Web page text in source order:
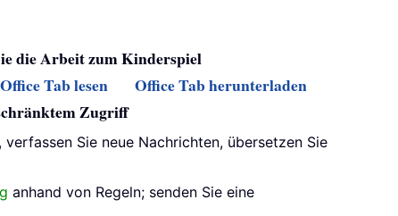
die Arbeit zum Kinderspiel
Tab lesen
Office Tab herunterladen
Zugriff
Sie neue Nachrichten, übersetzen Sie
anhand von Regeln; senden Sie eine